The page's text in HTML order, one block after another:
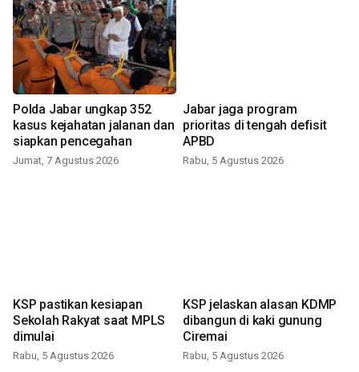
Polda Jabar ungkap 352
kasus kejahatan jalanan dan
siapkan pencegahan
Jumat, 7 Agustus 2026
Jabar jaga program
prioritas di tengah defisit
APBD
Rabu, 5 Agustus 2026
KSP pastikan kesiapan
Sekolah Rakyat saat MPLS
dimulai
Rabu, 5 Agustus 2026
KSP jelaskan alasan KDMP
dibangun di kaki gunung
Ciremai
Rabu, 5 Agustus 2026